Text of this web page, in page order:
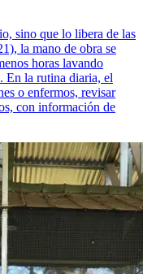
sino que lo libera de las
la mano de obra se
horas lavando
En la rutina diaria, el
o enfermos, revisar
con información de